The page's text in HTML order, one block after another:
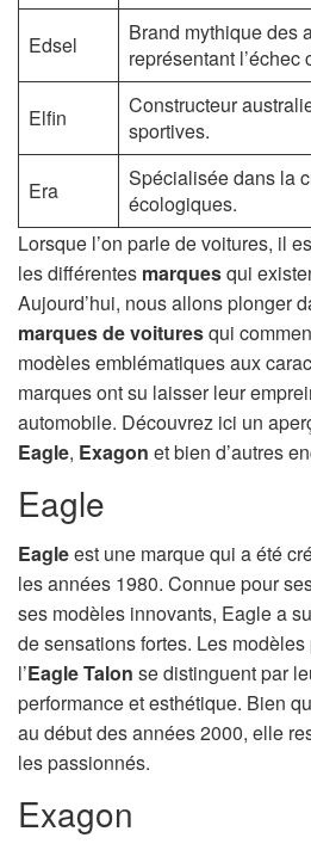
Edsel
Brand mythique des
représentant l’échec
Elfin
Constructeur
sportives.
Era
Spécialisée dans la
écologiques.
Lorsque l’on parle de voitures, il
les différentes marquesqui
Aujourd’hui, nous allons plonger
marques de voituresqui
modèles emblématiques aux
marques ont su laisser leur
automobile. Découvrez ici un
Eagle, Exagon et bien d’autres
Eagle
Eagleest une marque qui a été
les années 1980. Connue pour
ses modèles innovants, Eagle a
de sensations fortes. Les
l’Eagle Talon se distinguent par
performance et esthétique. Bien
au début des années 2000, elle
les passionnés.
Exagon